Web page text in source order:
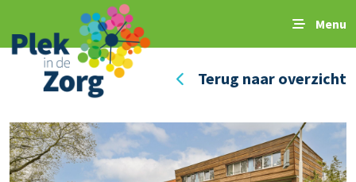
Menu
Terug naar overzicht